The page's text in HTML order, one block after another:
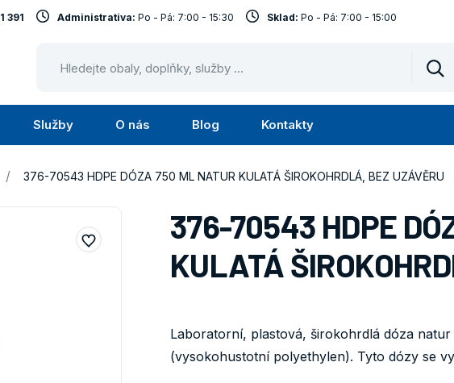
Submenu
Vše
Služby
Submenu
Služby
O nás
Submenu
O
Blog Kontakty
391 Administrativa: Po - Pá: 7:00 - 15:30 Sklad: Po - Pá: 7:00 - 15:00
/ 376-70543 HDPE DÓZA 750 ML NATUR KULATÁ ŠIROKOHRDLÁ, BEZ UZÁVĚRU
376-70543 HDPE
KULATÁ
Laboratorní, plastová, širokohrdlá dóza
(vysokohustotní polyethylen). Tyto dózy se